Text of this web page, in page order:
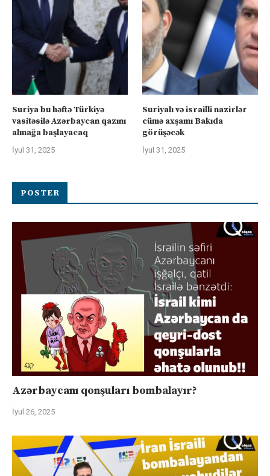
Suriya bu həftə Türkiyə
vasitəsilə Azərbaycan qazını
almağa başlayacaq
İyul 31, 2025
Suriyalı və israilli nazirlər
cümə axşamı Bakıda
görüşəcək
İyul 31, 2025
POSTER
Azərbaycanı qonşuları bombalayır?
İyul 26, 2025